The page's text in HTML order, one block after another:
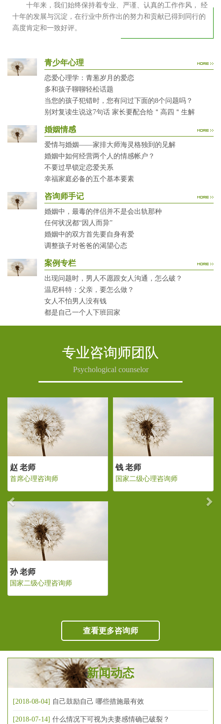
十年来，我们始终保持着专业、严谨、认真的工作作风， 经
十年的发展与沉淀，在行业中所作出的努力和贡献已得到同行的
高度肯定和一致好评。
青少年心理
恋爱心理学：青葱岁月的爱恋
多和孩子聊聊轻松话题
当您的孩子犯错时，您有问过下面的8个问题吗？
别对复读生说这7句话 家长要配合给＂高四＂生解
婚姻情感
爱情与婚姻——家排大师海灵格独到的见解
婚姻中如何经营两个人的情感帐户？
不要过早锁定恋爱关系
幸福家庭必备的五个基本要素
咨询师手记
婚姻中，最毒的伴侣并不是会出轨那种
任何状况都“因人而异”
婚姻中的双方首先要自身有爱
调整孩子对爸爸的渴望心态
案例专栏
出现问题时，男人不愿跟女人沟通，怎么破？
温尼科特：父亲，要怎么做？
女人不怕男人没有钱
都是自己一个人下班回家
专业咨询师团队
Psychological counselor
级心理咨询师 首席心理咨询师
Previous
查看更多咨询师
新闻动态
[2018-08-04] 自己鼓励自己 哪些措施最有效
[2018-07-14] 什么情况下可视为夫妻感情确已破裂？